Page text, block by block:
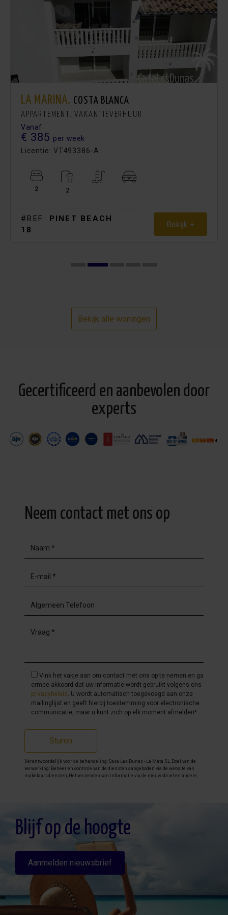
LA MARINA. COSTA BLANCA
APPARTEMENT. VAKANTIEVERHUUR
Vanaf
€ 385 per week
Licentie: VT493386-A
2 2
#REF:
PINET BEACH
18
Bekijk +
Bekijk alle woningen
Gecertificeerd en aanbevolen door
experts
Neem contact met ons op
Vink het vakje aan om contact met ons op te nemen en ga
ermee akkoord dat uw informatie wordt gebruikt volgens ons
privacybeleid . U wordt automatisch toegevoegd aan onze
mailinglijst en geeft hierbij toestemming voor electronische
communicatie, maar u kunt zich op elk moment afmelden*
Sturen
Verantwoordelijk voor de behandeling: Casa Las Dunas - La Mata SL, Doel van de
verwerking: Beheer en controle van de diensten aangeboden via de website van
makelaarsdiensten, Het verzenden van informatie via de nieuwsbrief en andere,
gedetailleerde informatie over gegevensbescherming kan
geraadpleegd
Blijf op de hoogte
Aanmelden nieuwsbrief